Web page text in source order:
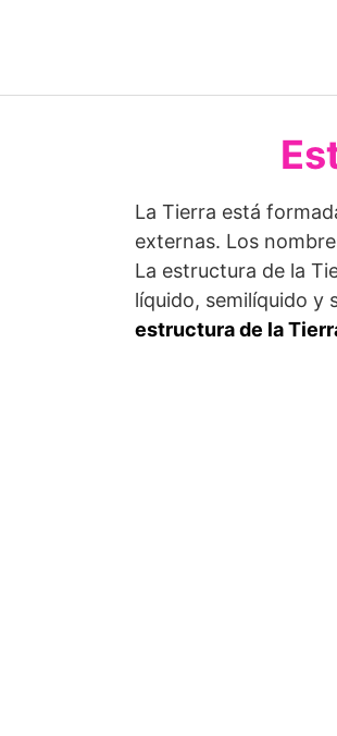
La Tierra está
externas. Los
La estructura de la
líquido, semilíquido y
estructura de la